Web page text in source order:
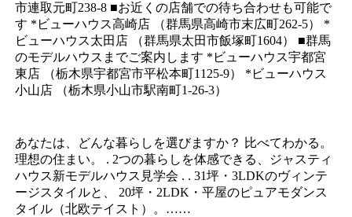
市連取元町238-8 ■お近くの店舗での待ち合わせも可能で
す *ビューハウス高崎店 （群馬県高崎市末広町262-5） *
ビューハウス太田店 （群馬県太田市飯塚町1604） ■群馬
のモデルハウスまでご案内します *ビューハウス宇都宮
東店 （栃木県宇都宮市平松本町1125-9） *ビューハウス
小山店 （栃木県小山市駅南町1-26-3）
あなたは、どんな暮らしを選びますか？ 比べてわかる。
理想の住まい。 . 2つの暮らしを体感できる、ジャスティ
ハウス新モデルハウス見学会 . . 31坪・3LDKのヴィンテ
ージスタイルと、 20坪・2LDK・平屋のピュアモダンス
タイル（北欧テイスト）。……